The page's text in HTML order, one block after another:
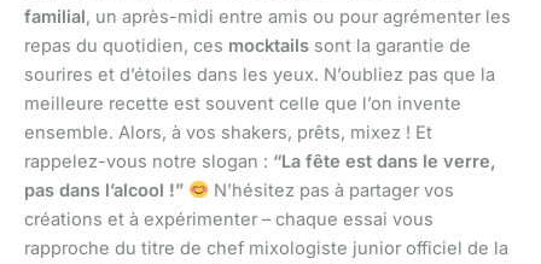
familial, un après-midi entre amis ou pour agrémenter les
repas du quotidien, ces mocktails sont la garantie de
sourires et d’étoiles dans les yeux. N’oubliez pas que la
meilleure recette est souvent celle que l’on invente
ensemble. Alors, à vos shakers, prêts, mixez ! Et
rappelez-vous notre slogan : “La fête est dans le verre,
pas dans l’alcool !”
N’hésitez pas à partager vos
créations et à expérimenter – chaque essai vous
rapproche du titre de chef mixologiste junior officiel de la